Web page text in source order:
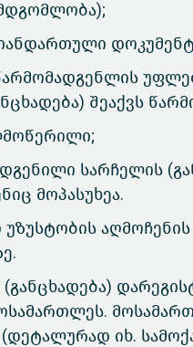
შეაქვს
სარჩელის
მოპასუხეა.
იხ.